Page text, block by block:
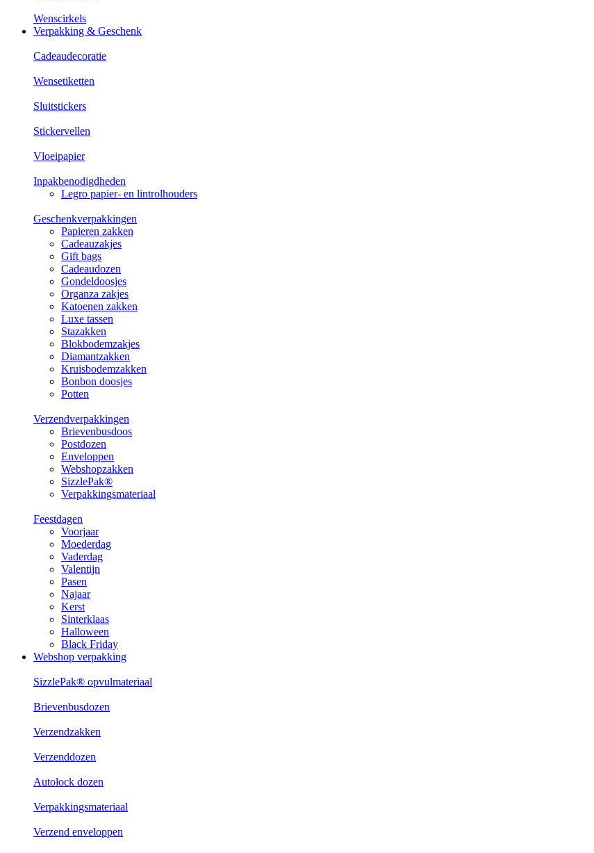
Wenscirkels
Verpakking & Geschenk
Cadeaudecoratie
Wensetiketten
Sluitstickers
Stickervellen
Vloeipapier
Inpakbenodigdheden
Legro papier- en lintrolhouders
Geschenkverpakkingen
Papieren zakken
Cadeauzakjes
Gift bags
Cadeaudozen
Gondeldoosjes
Organza zakjes
Katoenen zakken
Luxe tassen
Stazakken
Blokbodemzakjes
Diamantzakken
Kruisbodemzakken
Bonbon doosjes
Potten
Verzendverpakkingen
Brievenbusdoos
Postdozen
Enveloppen
Webshopzakken
SizzlePak®
Verpakkingsmateriaal
Feestdagen
Voorjaar
Moederdag
Vaderdag
Valentijn
Pasen
Najaar
Kerst
Sinterklaas
Halloween
Black Friday
Webshop verpakking
SizzlePak® opvulmateriaal
Brievenbusdozen
Verzendzakken
Verzenddozen
Autolock dozen
Verpakkingsmateriaal
Verzend enveloppen